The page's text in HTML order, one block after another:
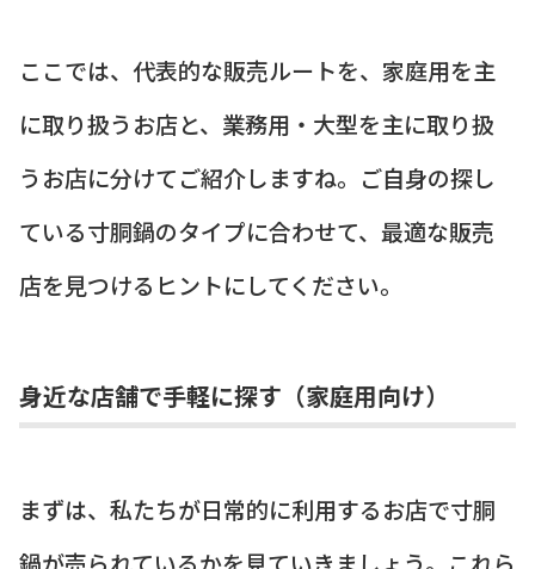
ここでは、代表的な販売ルートを、家庭用を主
に取り扱うお店と、業務用・大型を主に取り扱
うお店に分けてご紹介しますね。ご自身の探し
ている寸胴鍋のタイプに合わせて、最適な販売
店を見つけるヒントにしてください。
身近な店舗で手軽に探す（家庭用向け）
まずは、私たちが日常的に利用するお店で寸胴
鍋が売られているかを見ていきましょう。これら